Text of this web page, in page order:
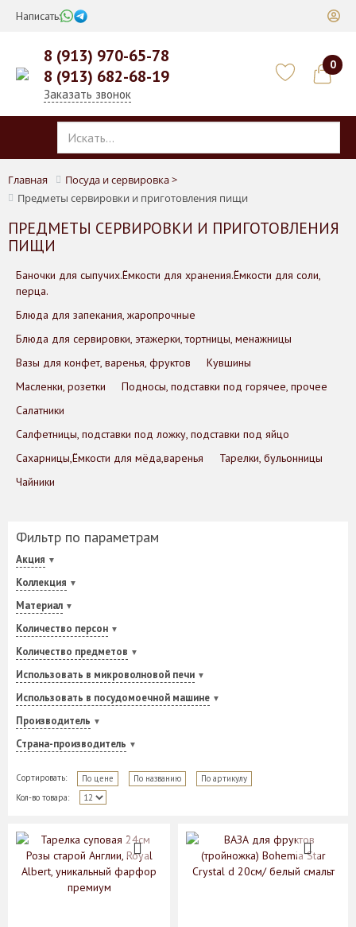
Написать:
8 (913) 970-65-78
8 (913) 682-68-19
Заказать звонок
0
Главная
Посуда и сервировка >
Предметы сервировки и приготовления пищи
ПРЕДМЕТЫ СЕРВИРОВКИ И ПРИГОТОВЛЕНИЯ
ПИЩИ
Баночки для сыпучих.Ёмкости для хранения.Ёмкости для соли,
перца.
Блюда для запекания, жаропрочные
Блюда для сервировки, этажерки, тортницы, менажницы
Вазы для конфет, варенья, фруктов
Кувшины
Масленки, розетки
Подносы, подставки под горячее, прочее
Салатники
Салфетницы, подставки под ложку, подставки под яйцо
Сахарницы,Ёмкости для мёда,варенья
Тарелки, бульонницы
Чайники
Фильтр по параметрам
Акция
Коллекция
Материал
Количество персон
Количество предметов
Использовать в микроволновой печи
Использовать в посудомоечной машине
Производитель
Страна-производитель
Сортировать: По цене По названию
По артикулу
Кол-во товара: